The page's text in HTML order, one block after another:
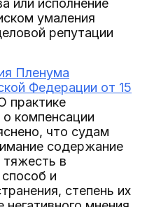
или исполнение
умаления
репутации
Пленума
Федерации от 15
практике
компенсации
что судам
содержание
тяжесть в
и
степень их